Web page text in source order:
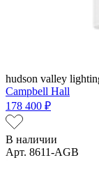
hudson valley
Campbell Hall
178 400 ₽
В наличии
Арт. 8611-AGB